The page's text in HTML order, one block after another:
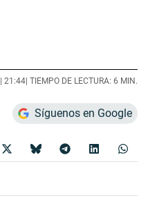
21:44 | TIEMPO DE LECTURA: 6 MIN.
Síguenos en Google